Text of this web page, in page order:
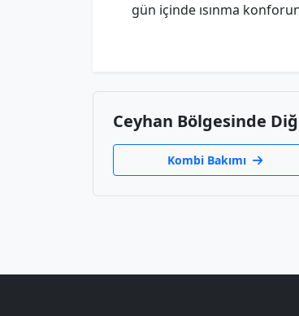
gün içinde ısınma
Ceyhan Bölgesinde
Kombi Bakımı